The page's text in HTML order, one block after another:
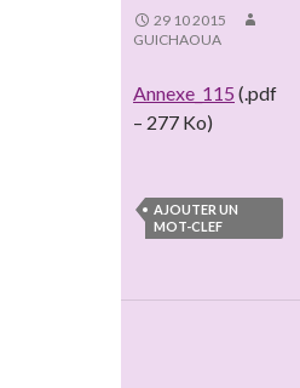
29 10 2015
GUICHAOUA
Annexe_115 (.pdf
– 277 Ko)
AJOUTER UN
MOT-CLEF